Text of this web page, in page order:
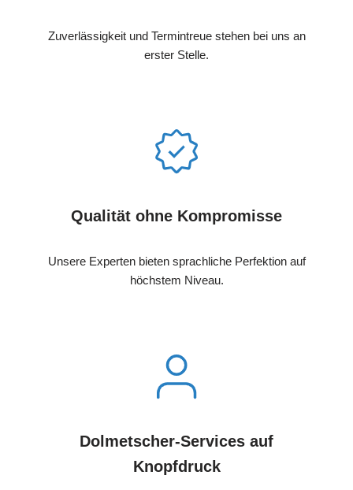
Zuverlässigkeit und Termintreue stehen bei uns an
erster Stelle.
Qualität ohne Kompromisse
Unsere Experten bieten sprachliche Perfektion auf
höchstem Niveau.
Dolmetscher-Services auf
Knopfdruck